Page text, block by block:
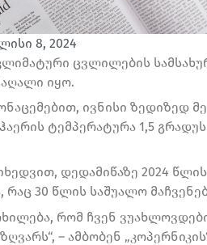
8, 2024
ცვლილების
იყო.
ივნისი ზედიზედ
ჰაერის ტემპერატურა 1,5
დედამიწაზე 2024
30 წლის საშუალო
რომ ჩვენ
– ამბობენ